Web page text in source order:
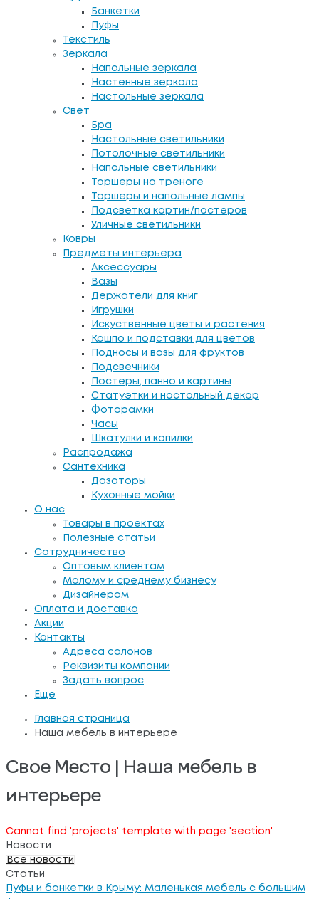
Банкетки
Пуфы
Текстиль
Зеркала
Напольные зеркала
Настенные зеркала
Настольные зеркала
Свет
Бра
Настольные светильники
Потолочные светильники
Напольные светильники
Торшеры на треноге
Торшеры и напольные лампы
Подсветка картин/постеров
Уличные светильники
Ковры
Предметы интерьера
Аксессуары
Вазы
Держатели для книг
Игрушки
Искуственные цветы и растения
Кашпо и подставки для цветов
Подносы и вазы для фруктов
Подсвечники
Постеры, панно и картины
Статуэтки и настольный декор
Фоторамки
Часы
Шкатулки и копилки
Распродажа
Сантехника
Дозаторы
Кухонные мойки
О нас
Товары в проектах
Полезные статьи
Сотрудничество
Оптовым клиентам
Малому и среднему бизнесу
Дизайнерам
Оплата и доставка
Акции
Контакты
Адреса салонов
Реквизиты компании
Задать вопрос
Еще
Главная страница
Наша мебель в интерьере
Свое Место | Наша мебель в
интерьере
Cannot find 'projects' template with page 'section'
Новости
Все новости
Статьи
Пуфы и банкетки в Крыму: Маленькая мебель с большим